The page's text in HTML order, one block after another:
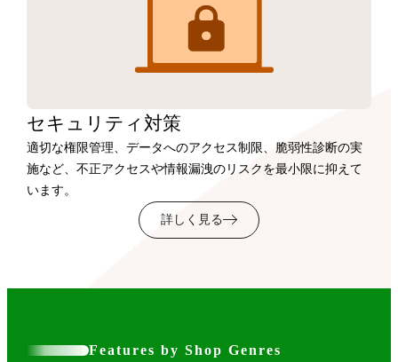
セキュリティ対策
適切な権限管理、データへのアクセス制限、脆弱性診断の実
施など、不正アクセスや情報漏洩のリスクを最小限に抑えて
います。
詳しく見る
Features by Shop Genres